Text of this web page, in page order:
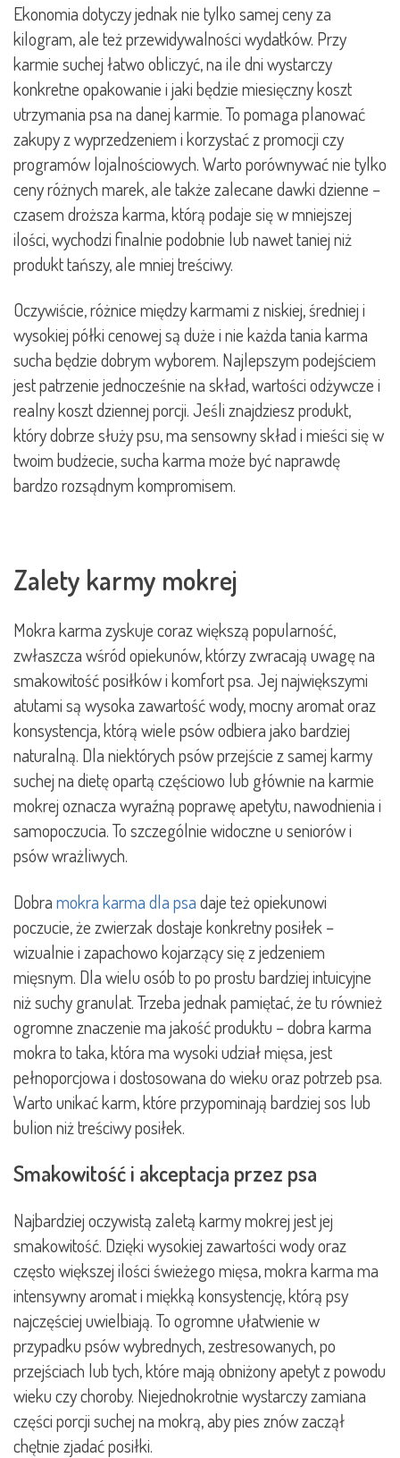
Ekonomia dotyczy jednak nie tylko samej ceny za
kilogram, ale też przewidywalności wydatków. Przy
karmie suchej łatwo obliczyć, na ile dni wystarczy
konkretne opakowanie i jaki będzie miesięczny koszt
utrzymania psa na danej karmie. To pomaga planować
zakupy z wyprzedzeniem i korzystać z promocji czy
programów lojalnościowych. Warto porównywać nie tylko
ceny różnych marek, ale także zalecane dawki dzienne –
czasem droższa karma, którą podaje się w mniejszej
ilości, wychodzi finalnie podobnie lub nawet taniej niż
produkt tańszy, ale mniej treściwy.
Oczywiście, różnice między karmami z niskiej, średniej i
wysokiej półki cenowej są duże i nie każda tania karma
sucha będzie dobrym wyborem. Najlepszym podejściem
jest patrzenie jednocześnie na skład, wartości odżywcze i
realny koszt dziennej porcji. Jeśli znajdziesz produkt,
który dobrze służy psu, ma sensowny skład i mieści się w
twoim budżecie, sucha karma może być naprawdę
bardzo rozsądnym kompromisem.
Zalety karmy mokrej
Mokra karma zyskuje coraz większą popularność,
zwłaszcza wśród opiekunów, którzy zwracają uwagę na
smakowitość posiłków i komfort psa. Jej największymi
atutami są wysoka zawartość wody, mocny aromat oraz
konsystencja, którą wiele psów odbiera jako bardziej
naturalną. Dla niektórych psów przejście z samej karmy
suchej na dietę opartą częściowo lub głównie na karmie
mokrej oznacza wyraźną poprawę apetytu, nawodnienia i
samopoczucia. To szczególnie widoczne u seniorów i
psów wrażliwych.
Dobramokra karma dla psadaje też opiekunowi
poczucie, że zwierzak dostaje konkretny posiłek –
wizualnie i zapachowo kojarzący się z jedzeniem
mięsnym. Dla wielu osób to po prostu bardziej intuicyjne
niż suchy granulat. Trzeba jednak pamiętać, że tu również
ogromne znaczenie ma jakość produktu – dobra karma
mokra to taka, która ma wysoki udział mięsa, jest
pełnoporcjowa i dostosowana do wieku oraz potrzeb psa.
Warto unikać karm, które przypominają bardziej sos lub
bulion niż treściwy posiłek.
Smakowitość i akceptacja przez psa
Najbardziej oczywistą zaletą karmy mokrej jest jej
smakowitość. Dzięki wysokiej zawartości wody oraz
często większej ilości świeżego mięsa, mokra karma ma
intensywny aromat i miękką konsystencję, którą psy
najczęściej uwielbiają. To ogromne ułatwienie w
przypadku psów wybrednych, zestresowanych, po
przejściach lub tych, które mają obniżony apetyt z powodu
wieku czy choroby. Niejednokrotnie wystarczy zamiana
części porcji suchej na mokrą, aby pies znów zaczął
chętnie zjadać posiłki.